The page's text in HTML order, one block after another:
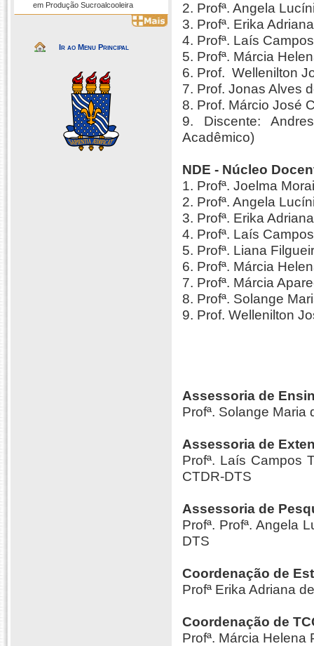
em Produção Sucroalcooleira
Ir ao Menu Principal
2. Profª. Angela
3. Profª. Erika
4. Profª. Laís
5. Profª. Márcia
6. Prof. Wellenilton
7. Prof. Jonas Alves
8. Prof. Márcio José
9. Discente:
Acadêmico)
NDE - Núcleo
1. Profª. Joelma
2. Profª. Angela
3. Profª. Erika
4. Profª. Laís
5. Profª. Liana
6. Profª. Márcia
7. Profª. Márcia
8. Profª. Solange
9. Prof. Wellenilton
Assessoria de
Profª. Solange
Assessoria de
Profª. Laís Campos
CTDR-DTS
Assessoria de
Profª. Profª. Angela
DTS
Coordenação de
Profª Erika Adriana
Coordenação de
Profª. Márcia Helena